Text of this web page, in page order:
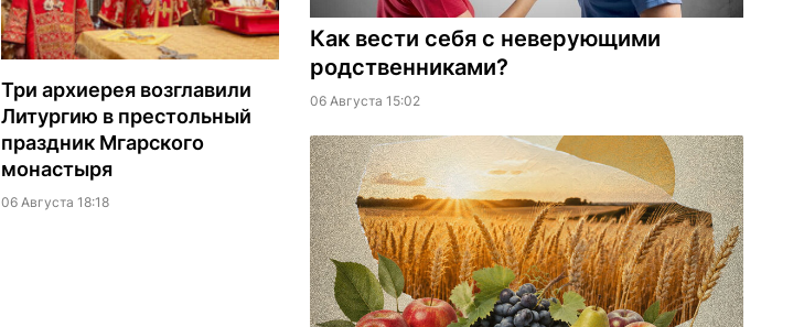
Три архиерея возглавили
Литургию в престольный
праздник Мгарского
монастыря
06 Августа 18:18
Как вести себя с неверующими
родственниками?
06 Августа 15:02